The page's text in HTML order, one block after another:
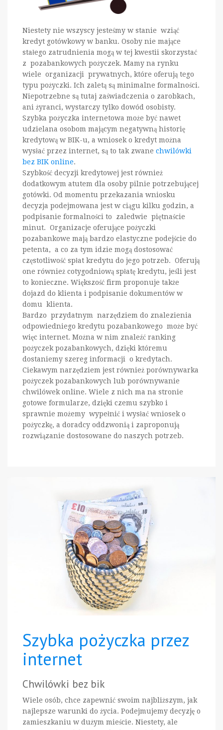
Niestety nie wszyscy jesteśmy w stanie wziąć
kredyt gotówkowy w banku. Osoby nie mające
stałego zatrudnienia mogą w tej kwestii skorzystać
z pozabankowych pożyczek. Mamy na rynku
wiele organizacji prywatnych, które oferują tego
typu pożyczki. Ich zaletą są minimalne formalności.
Niepotrzebne są tutaj zaświadczenia o zarobkach,
ani żyranci, wystarczy tylko dowód osobisty.
Szybka pożyczka internetowa może być nawet
udzielana osobom mającym negatywną historię
kredytową w BIK-u, a wniosek o kredyt można
wysłać przez internet, są to tak zwane chwilówki
bez BIK online.
Szybkość decyzji kredytowej jest również
dodatkowym atutem dla osoby pilnie potrzebującej
gotówki. Od momentu przekazania wniosku
decyzja podejmowana jest w ciągu kilku godzin, a
podpisanie formalności to zaledwie piętnaście
minut. Organizacje oferujące pożyczki
pozabankowe mają bardzo elastyczne podejście do
petenta, a co za tym idzie mogą dostosować
częstotliwość spłat kredytu do jego potrzeb. Oferują
one również cotygodniową spłatę kredytu, jeśli jest
to konieczne. Większość firm proponuje także
dojazd do klienta i podpisanie dokumentów w
domu klienta.
Bardzo przydatnym narzędziem do znalezienia
odpowiedniego kredytu pozabankowego może być
więc internet. Można w nim znaleźć ranking
pożyczek pozabankowych, dzięki któremu
dostaniemy szereg informacji o kredytach.
Ciekawym narzędziem jest również porównywarka
pożyczek pozabankowych lub porównywanie
chwilówek online. Wiele z nich ma na stronie
gotowe formularze, dzięki czemu szybko i
sprawnie możemy wypełnić i wysłać wniosek o
pożyczkę, a doradcy oddzwonią i zaproponują
rozwiązanie dostosowane do naszych potrzeb.
Szybka pożyczka przez
internet
Chwilówki bez bik
Wiele osób, chce zapewnić swoim najbliższym, jak
najlepsze warunki do życia. Podejmujemy decyzję o
zamieszkaniu w dużym mieście. Niestety, ale